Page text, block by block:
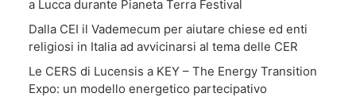
a Lucca durante Pianeta Terra Festival
Dalla CEI il Vademecum per aiutare chiese ed enti
religiosi in Italia ad avvicinarsi al tema delle CER
Le CERS di Lucensis a KEY – The Energy Transition
Expo: un modello energetico partecipativo